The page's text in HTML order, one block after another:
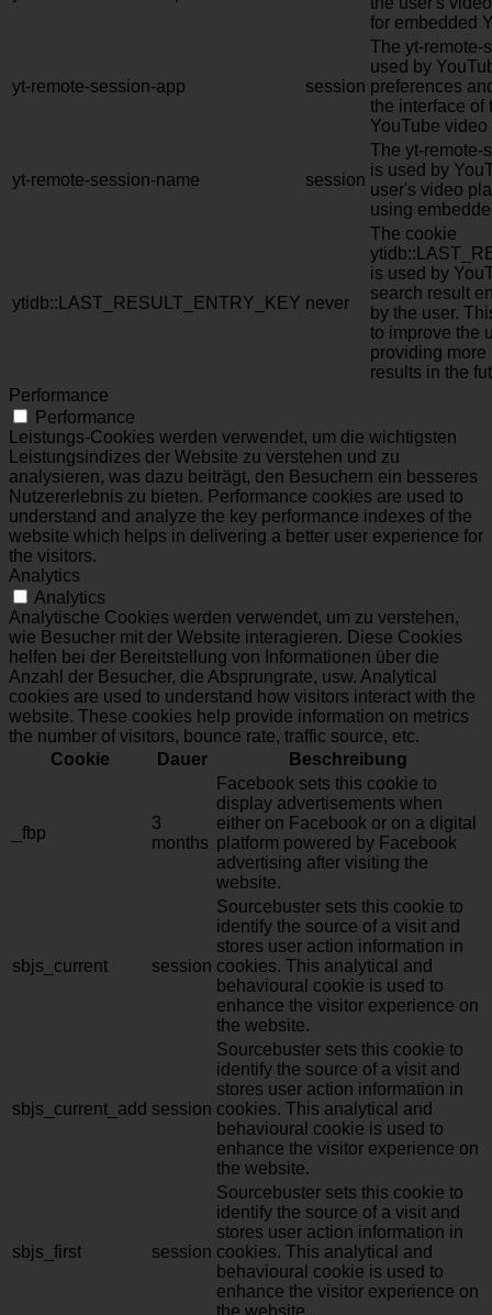
for embedded
yt-remote-session-app session
The yt-remote-
used by
preferences
the interface of
YouTube video
yt-remote-session-name session
The yt-remote-
is used by
user's video
using
ytidb::LAST_RESULT_ENTRY_KEY never
The cookie
is used by
search result
by the user.
to improve the
providing
results in the
Performance
Performance
Leistungs-Cookies werden verwendet, um die wichtigsten
Leistungsindizes der Website zu verstehen und zu
analysieren, was dazu beiträgt, den Besuchern ein besseres
Nutzererlebnis zu bieten. Performance cookies are used to
understand and analyze the key performance indexes of the
website which helps in delivering a better user experience for
the visitors.
Analytics
Analytics
Analytische Cookies werden verwendet, um zu verstehen,
wie Besucher mit der Website interagieren. Diese Cookies
helfen bei der Bereitstellung von Informationen über die
Anzahl der Besucher, die Absprungrate, usw. Analytical
cookies are used to understand how visitors interact with the
website. These cookies help provide information on metrics
the number of visitors, bounce rate, traffic source, etc.
Cookie
Dauer Beschreibung
_fbp
3
months
Facebook sets this cookie to
display advertisements when
either on Facebook or on a digital
platform powered by Facebook
advertising after visiting the
website.
sbjs_current session
Sourcebuster sets this cookie to
identify the source of a visit and
stores user action information in
cookies. This analytical and
behavioural cookie is used to
enhance the visitor experience on
the website.
sbjs_current_add session
Sourcebuster sets this cookie to
identify the source of a visit and
stores user action information in
cookies. This analytical and
behavioural cookie is used to
enhance the visitor experience on
the website.
sbjs_first session
Sourcebuster sets this cookie to
identify the source of a visit and
stores user action information in
cookies. This analytical and
behavioural cookie is used to
enhance the visitor experience on
the website.